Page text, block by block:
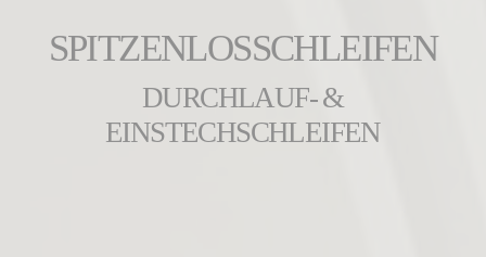
SPITZENLOSSCHLEIFEN
DURCHLAUF- &
EINSTECHSCHLEIFEN